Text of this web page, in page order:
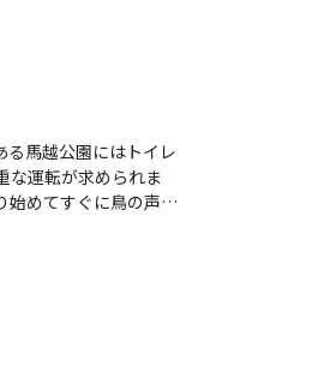
的なスポットも点在
、心に残る体験を提
馬越公園にはトイレ
な運転が求められま
な景観を楽しむこと